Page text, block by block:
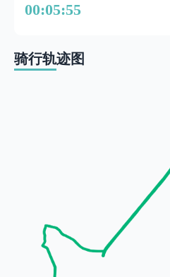
00:05:55
骑行轨迹图